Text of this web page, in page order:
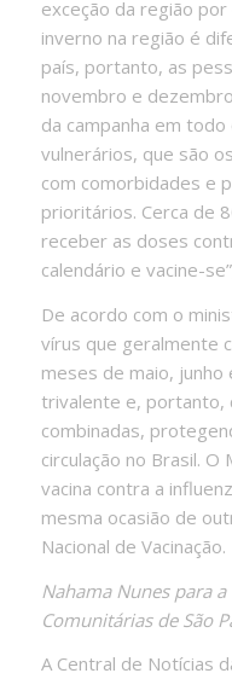
exceção da região
inverno na região é
país, portanto, as
novembro e
da campanha em
vulnerários, que são
com comorbidades e
prioritários. Cerca de
receber as doses
calendário e vacine-
De acordo com o
vírus que geralmente
meses de maio, junho
trivalente e, portanto,
combinadas,
circulação no Brasil.
vacina contra a
mesma ocasião de
Nacional de Vacinação.
Nahama Nunes para
Comunitárias de São
A Central de Notícias